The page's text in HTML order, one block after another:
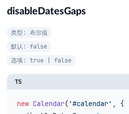
disableDatesGaps
类型: 布尔值
默认: false
选项: true | false
TS
new Calendar( '#calendar' , {